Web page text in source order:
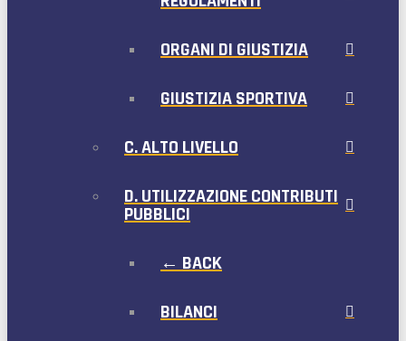
ORGANI DI GIUSTIZIA
GIUSTIZIA SPORTIVA
C. ALTO LIVELLO
D. UTILIZZAZIONE CONTRIBUTI
PUBBLICI
← BACK
BILANCI